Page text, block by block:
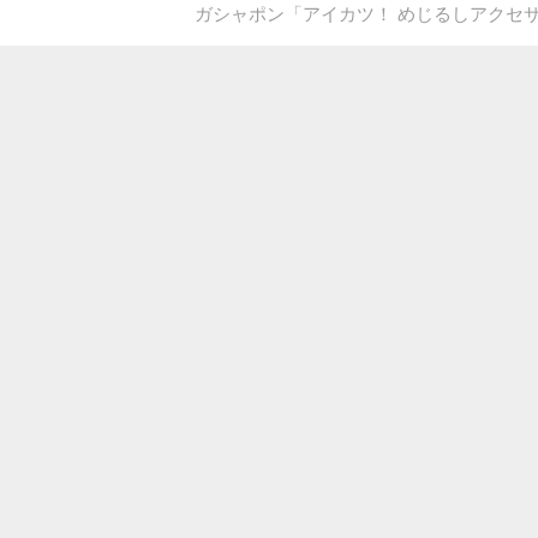
ガシャポン「アイカツ！ めじるしアクセ